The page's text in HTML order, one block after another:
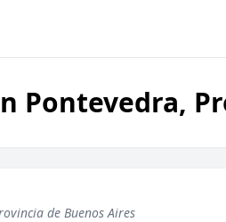
Pontevedra,
de Buenos Aires